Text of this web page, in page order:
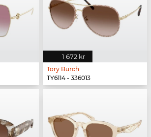
1 672 kr
Tory Burch
TY6114 - 336013